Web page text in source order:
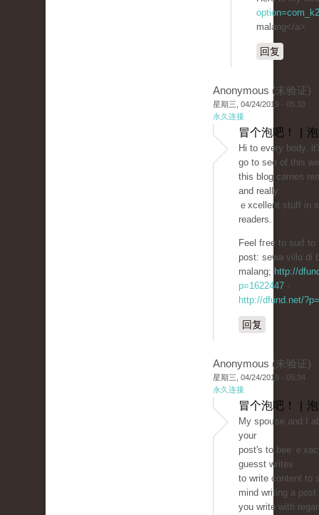
malang</a>
回复
Anonymous (未验证)
星期三, 04/24/2019 - 05:33
永久连接
冒个泡吧！ |
Hi to every body,
go to see of this
this blog carries
and really
ｅxcellent stuff in
readers.
Feel fгee to surf to
post: sеwa villɑ di
malang; http://
p=1622447 -
http://dfund.net/
回复
Anonymous (未验证)
星期三, 04/24/2019 - 05:34
永久连接
冒个泡吧！ |
My spoᥙse and I
your
post'ѕ to bee ｅ
guesst writes
to write content to
mind ԝriting a post
you write with